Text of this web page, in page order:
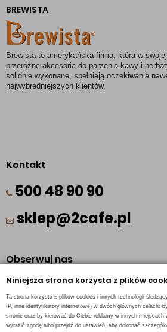
Niniejsza strona korzysta z plików
Ta strona korzysta z plików cookies i innych technologii
IP, inne identyfikatory internetowe) w dwóch głównych celach:
stronie oraz by kierować do Ciebie reklamy w innych miejscach
wyrazić zgodę albo przejdź do ustawień, aby dokonać
BREWISTA
Brewista to amerykańska firma, która w
przeróżne akcesoria do parzenia kawy i
solidnie wykonane, spełniają oczekiwania
najwybredniejszych klientów.
Kontakt
500 48 90 90
sklep@2cafe.pl
Obserwuj nas
Facebook
Pinterest
Instagram